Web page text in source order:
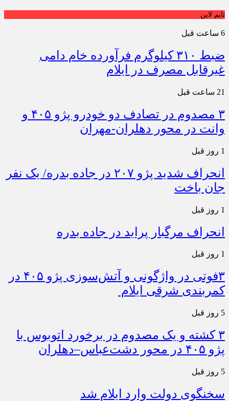
تایم لاین
6 ساعت قبل
ضبط ۳۱۰ کیلوگرم فرآورده خام دامی
غیرقابل مصرف در ایلام
21 ساعت قبل
۳ مصدوم در تصادف دو خودرو پژو ۴۰۵ و
وانت در محور دهلران-مهران
1 روز قبل
انحراف شدید پژو ۲۰۷ در جاده بدره/ یک نفر
جان باخت
1 روز قبل
انحراف مرگبار پراید در جاده بدره
1 روز قبل
۳فوتی در واژگونی و آتش‌سوزی پژو ۴۰۵ در
کمربندی شرقی ایلام
5 روز قبل
۳ کشته و یک مصدوم در برخورد اتوبوس با
پژو ۴۰۵ در محور دشت‌عباس–دهلران
5 روز قبل
سخنگوی دولت وارد ایلام شد